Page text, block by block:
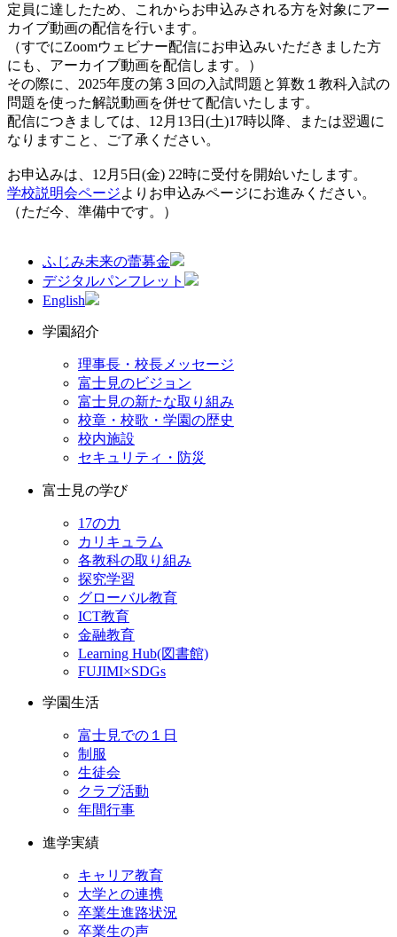
定員に達したため、これからお申込みされる方を対象にアー
カイブ動画の配信を行います。
（すでにZoomウェビナー配信にお申込みいただきました方
にも、アーカイブ動画を配信します。）
その際に、2025年度の第３回の入試問題と算数１教科入試の
問題を使った解説動画を併せて配信いたします。
配信につきましては、12月13日(土)17時以降、または翌週に
なりますこと、ご了承ください。
お申込みは、12月5日(金) 22時に受付を開始いたします。
学校説明会ページよりお申込みページにお進みください。
（ただ今、準備中です。）
ふじみ未来の蕾募金
デジタルパンフレット
English
学園紹介
理事長・校長メッセージ
富士見のビジョン
富士見の新たな取り組み
校章・校歌・学園の歴史
校内施設
セキュリティ・防災
富士見の学び
17の力
カリキュラム
各教科の取り組み
探究学習
グローバル教育
ICT教育
金融教育
Learning Hub(図書館)
FUJIMI×SDGs
学園生活
富士見での１日
制服
生徒会
クラブ活動
年間行事
進学実績
キャリア教育
大学との連携
卒業生進路状況
卒業生の声